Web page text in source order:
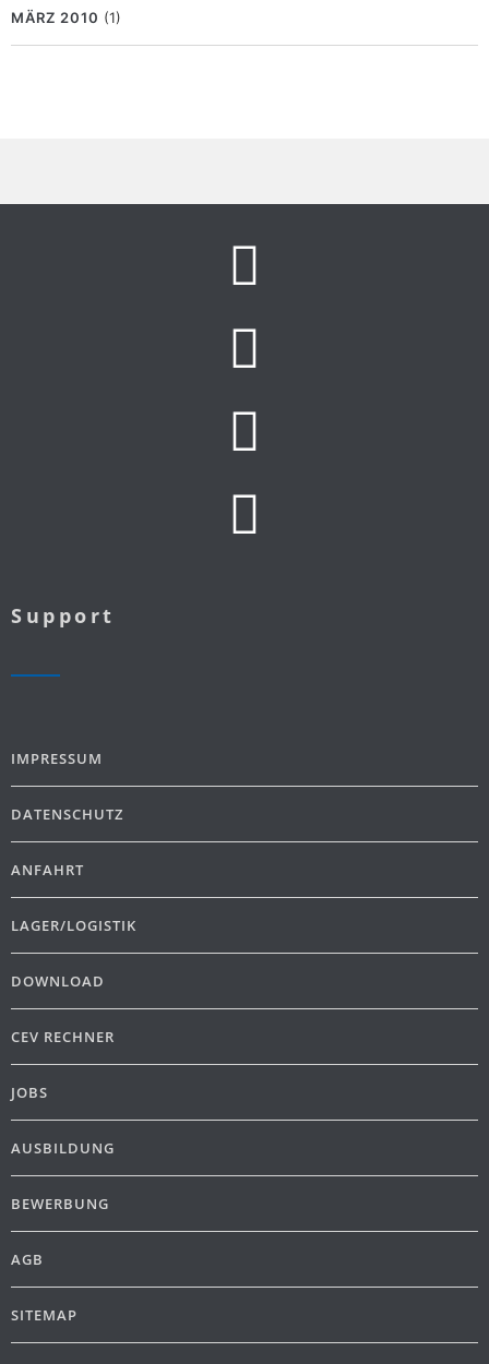
MÄRZ 2010 (1)
Support
IMPRESSUM
DATENSCHUTZ
ANFAHRT
LAGER/LOGISTIK
DOWNLOAD
CEV RECHNER
JOBS
AUSBILDUNG
BEWERBUNG
AGB
SITEMAP